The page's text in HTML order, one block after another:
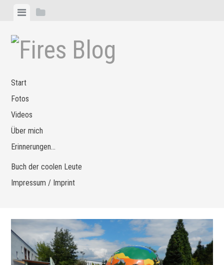
Zum
springen
MenüSeitenleiste
Start
Fotos
Videos
Über mich
Erinnerungen…
Buch der coolen Leute
Impressum / Imprint